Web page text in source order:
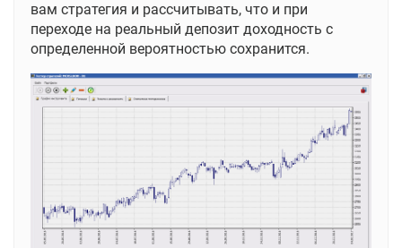
вам стратегия и рассчитывать, что и при
переходе на реальный депозит доходность с
определенной вероятностью сохранится.